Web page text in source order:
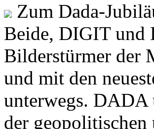
Zum Dada-
Beide, DIGIT und
Bilderstürmer der
und mit den
unterwegs.
der